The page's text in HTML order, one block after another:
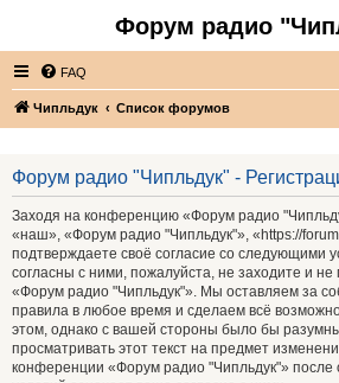
Форум радио
FAQ
Чипльдук Список форумов
Форум радио "Чипльдук" -
Заходя на конференцию «Форум радио
«наш», «Форум радио "Чипльдук"», «https://
подтверждаете своё согласие со следующими
согласны с ними, пожалуйста, не заходите и
«Форум радио "Чипльдук"». Мы оставляем за
правила в любое время и сделаем всё
этом, однако с вашей стороны было бы
просматривать этот текст на предмет
конференции «Форум радио "Чипльдук"» после